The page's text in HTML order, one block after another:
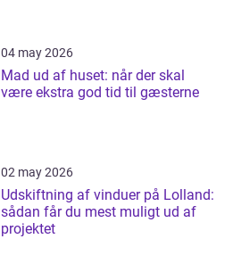
04 may 2026
Mad ud af huset: når der skal
være ekstra god tid til gæsterne
02 may 2026
Udskiftning af vinduer på Lolland:
sådan får du mest muligt ud af
projektet